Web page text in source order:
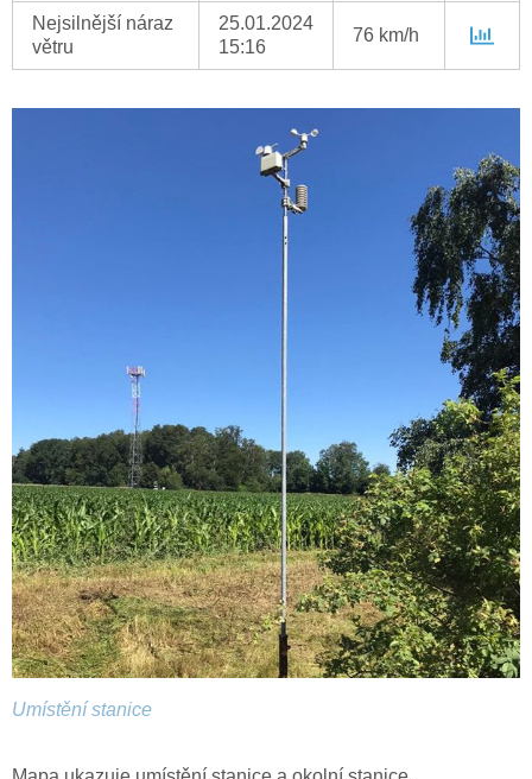
Nejsilnější náraz
větru
25.01.2024
15:16
76 km/h
Umístění stanice